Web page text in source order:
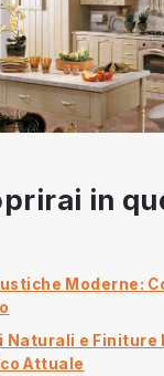
in
Moderne:
Naturali e Finiture
Attuale